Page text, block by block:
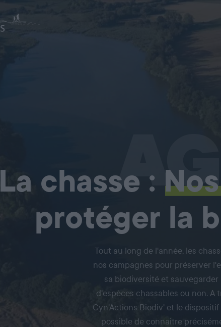
La chasse :
protéger la
Tout au long de l'année, les
nos campagnes pour préserver
sa biodiversité et sauvegarder
d'espèces chassables ou non. A
Cyn'Actions Biodiv' et le
possible de connaitre